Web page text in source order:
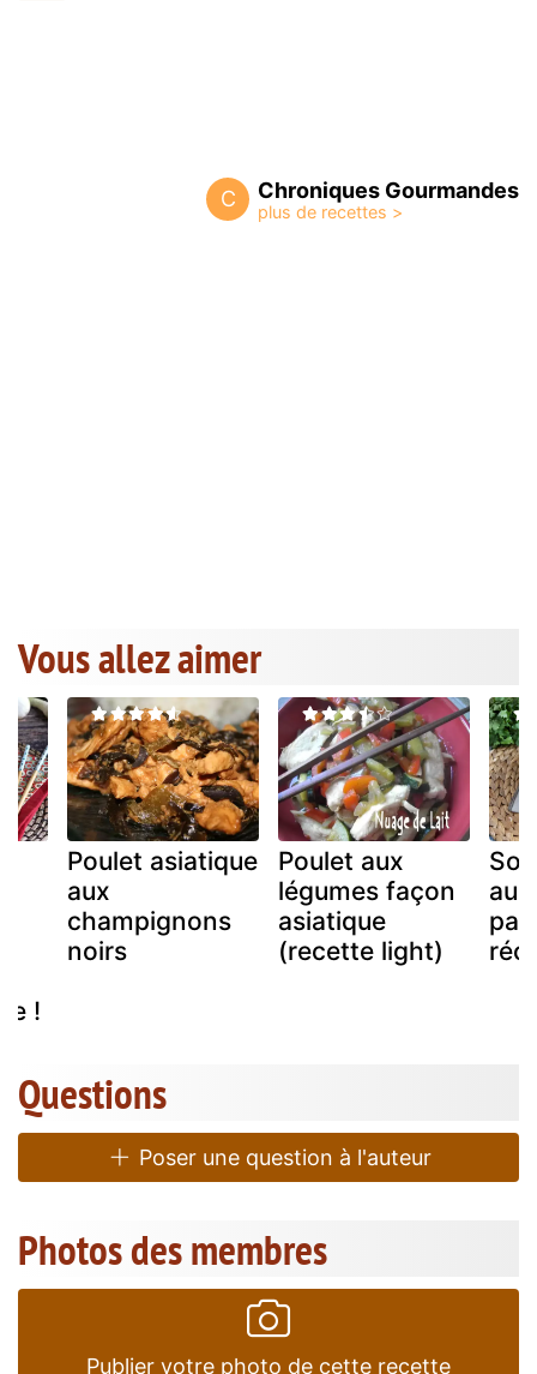
C Chroniques Gourmandes
Vous allez aimer
!
Poulet asiatique
aux
champignons
noirs
Poulet aux
légumes façon
asiatique
(recette light)
au
Questions
Poser une question à l'auteur
Photos des membres
Publier votre photo de cette recette